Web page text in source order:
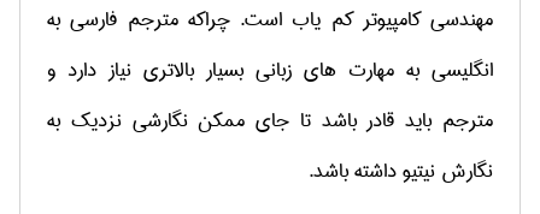
مهندسی کامپیوتر کم یاب است. چراکه مترجم فارسی به
انگلیسی به مهارت های زبانی بسیار بالاتری نیاز دارد و
مترجم باید قادر باشد تا جای ممکن نگارشی نزدیک به
نگارش نیتیو داشته باشد.